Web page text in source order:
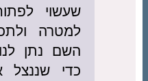
שעשוי
למטרה
השם נתן
כדי שננצל